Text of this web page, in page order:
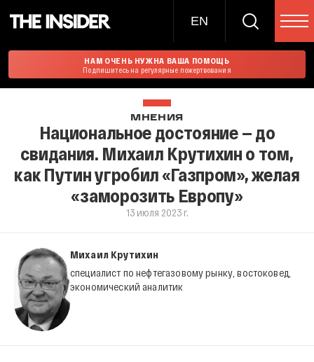
EN
НАМ ОЧЕНЬ НУЖНА ВАША ПОМОЩЬ
Подпишитесь на регулярные пожертвования
МНЕНИЯ
Национальное достояние — до
свидания. Михаил Крутихин о том,
как Путин угробил «Газпром», желая
«заморозить Европу»
13 июля 2023 г.
Михаил Крутихин
специалист по нефтегазовому рынку, востоковед,
экономический аналитик